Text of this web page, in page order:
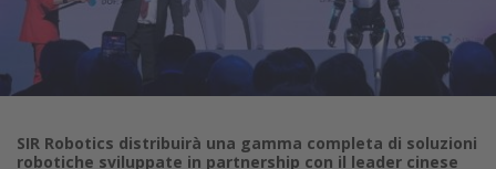
SIR Robotics distribuirà una gamma completa di soluzioni
robotiche sviluppate in partnership con il leader cinese